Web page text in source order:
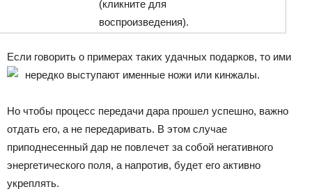
(кликните для
воспроизведения).
Если говорить о примерах таких удачных подарков, то ими
нередко выступают именные ножи или кинжалы.
Но чтобы процесс передачи дара прошел успешно, важно
отдать его, а не передаривать. В этом случае
приподнесенный дар не повлечет за собой негативного
энергетического поля, а напротив, будет его активно
укреплять.